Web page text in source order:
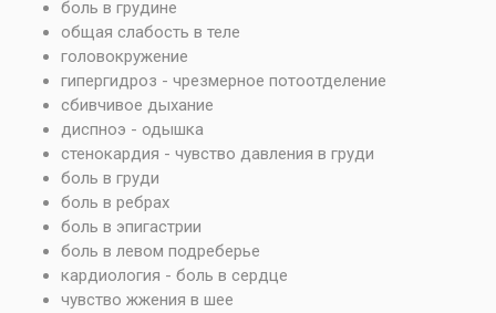
боль в грудине
общая слабость в теле
головокружение
гипергидроз - чрезмерное потоотделение
сбивчивое дыхание
диспноэ - одышка
стенокардия - чувство давления в груди
боль в груди
боль в ребрах
боль в эпигастрии
боль в левом подреберье
кардиология - боль в сердце
чувство жжения в шее